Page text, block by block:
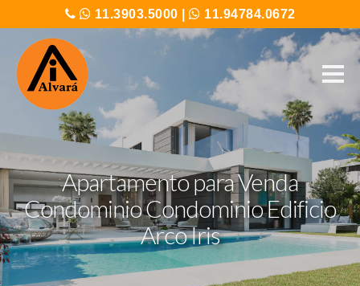
11.3903.5000 11.94784.0672
Apartamento para Venda
Condominio Condominio Edificio
Arco Iris